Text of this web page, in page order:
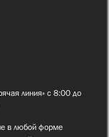
линия» с 8:00 до
в любой форме